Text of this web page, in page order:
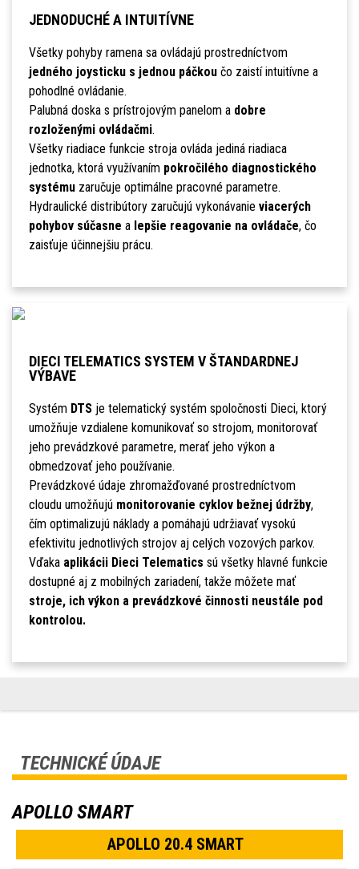
JEDNODUCHÉ A INTUITÍVNE
Všetky pohyby ramena sa ovládajú prostredníctvom
jedného joysticku s jednou páčkoučo zaistí intuitívne a
pohodlné ovládanie.
Palubná doska s prístrojovým panelom a dobre
rozloženými ovládačmi.
Všetky riadiace funkcie stroja ovláda jediná riadiaca
jednotka, ktorá využívaním pokročilého diagnostického
systémuzaručuje optimálne pracovné parametre.
Hydraulické distribútory zaručujú vykonávanie viacerých
pohybov súčasne a lepšie reagovanie na ovládače, čo
zaisťuje účinnejšiu prácu.
DIECI TELEMATICS SYSTEM V ŠTANDARDNEJ
VÝBAVE
Systém DTSje telematický systém spoločnosti Dieci, ktorý
umožňuje vzdialene komunikovať so strojom, monitorovať
jeho prevádzkové parametre, merať jeho výkon a
obmedzovať jeho používanie.
Prevádzkové údaje zhromažďované prostredníctvom
cloudu umožňujú monitorovanie cyklov bežnej údržby,
čím optimalizujú náklady a pomáhajú udržiavať vysokú
efektivitu jednotlivých strojov aj celých vozových parkov.
Vďaka aplikácii Dieci Telematics sú všetky hlavné funkcie
dostupné aj z mobilných zariadení, takže môžete mať
stroje, ich výkon a prevádzkové činnosti neustále pod
kontrolou.
TECHNICKÉ ÚDAJE
APOLLO SMART
APOLLO 20.4 SMART